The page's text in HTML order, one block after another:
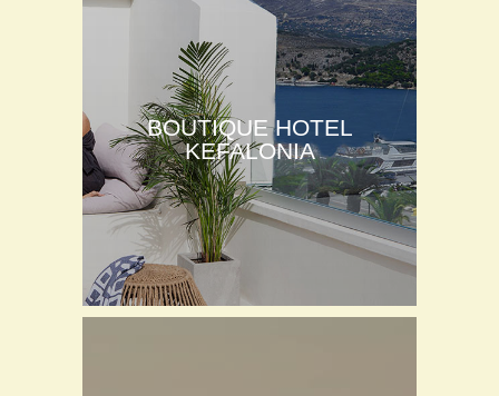
BOUTIQUE HOTEL
KEFALONIA